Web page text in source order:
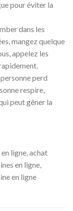
pour éviter la
dans les
mangez quelque
appelez les
perd
respire,
peut gêner la
ligne, achat
en ligne,
en ligne